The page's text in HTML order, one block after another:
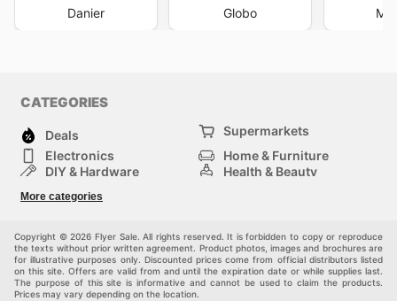
Danier Globo
CATEGORIES
Deals
Supermarkets
Electronics
Home & Furniture
DIY & Hardware
Health & Beauty
Kids
More categories
Copyright © 2026 Flyer Sale. All rights reserved. It is forbidden to copy or reproduce
the texts without prior written agreement. Product photos, images and brochures are
for illustrative purposes only. Discounted prices come from official distributors listed
on this site. Offers are valid from and until the expiration date or while supplies last.
The purpose of this site is informative and cannot be used to claim the products.
Prices may vary depending on the location.